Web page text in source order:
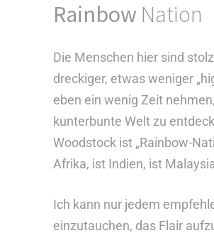
Rainbow Nation
Die Menschen hier sind
dreckiger, etwas weniger
eben ein wenig Zeit
kunterbunte Welt zu
Woodstock ist „Rainbow-
Afrika, ist Indien, ist
Ich kann nur jedem
einzutauchen, das Flair